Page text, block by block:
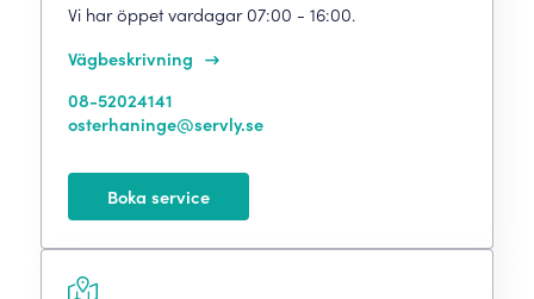
Vi har öppet vardagar 07:00 - 16:00.
Vägbeskrivning
08-52024141
osterhaninge@servly.se
Boka service